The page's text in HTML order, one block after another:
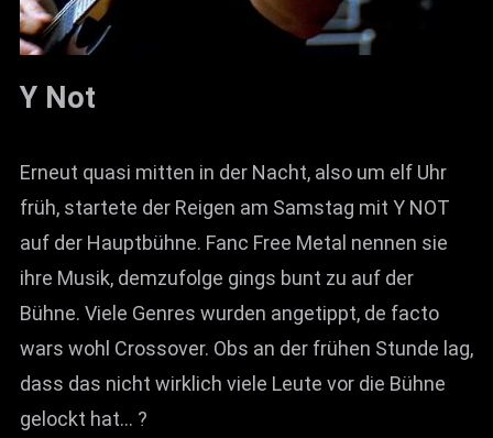
Y Not
Erneut quasi mitten in der Nacht, also um elf Uhr
früh, startete der Reigen am Samstag mit Y NOT
auf der Hauptbühne. Fanc Free Metal nennen sie
ihre Musik, demzufolge gings bunt zu auf der
Bühne. Viele Genres wurden angetippt, de facto
wars wohl Crossover. Obs an der frühen Stunde lag,
dass das nicht wirklich viele Leute vor die Bühne
gelockt hat… ?